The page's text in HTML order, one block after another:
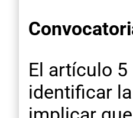
El artículo
identificar